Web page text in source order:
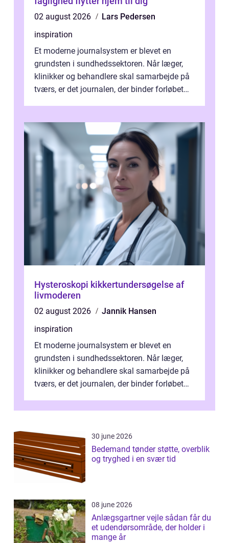
02 august 2026
Lars Pedersen
inspiration
Et moderne journalsystem er blevet en
grundsten i sundhedssektoren. Når læger,
klinikker og behandlere skal samarbejde på
tværs, er det journalen, der binder forløbet
Hysteroskopi kikkertundersøgelse af
livmoderen
02 august 2026
Jannik Hansen
inspiration
Et moderne journalsystem er blevet en
grundsten i sundhedssektoren. Når læger,
klinikker og behandlere skal samarbejde på
tværs, er det journalen, der binder forløbet
30 june 2026
Bedemand tønder støtte, overblik
og tryghed i en svær tid
08 june 2026
Anlægsgartner vejle sådan får du
et udendørsområde, der holder i
mange år